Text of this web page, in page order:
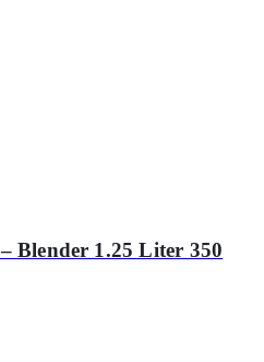
Blender 1.25 Liter 350